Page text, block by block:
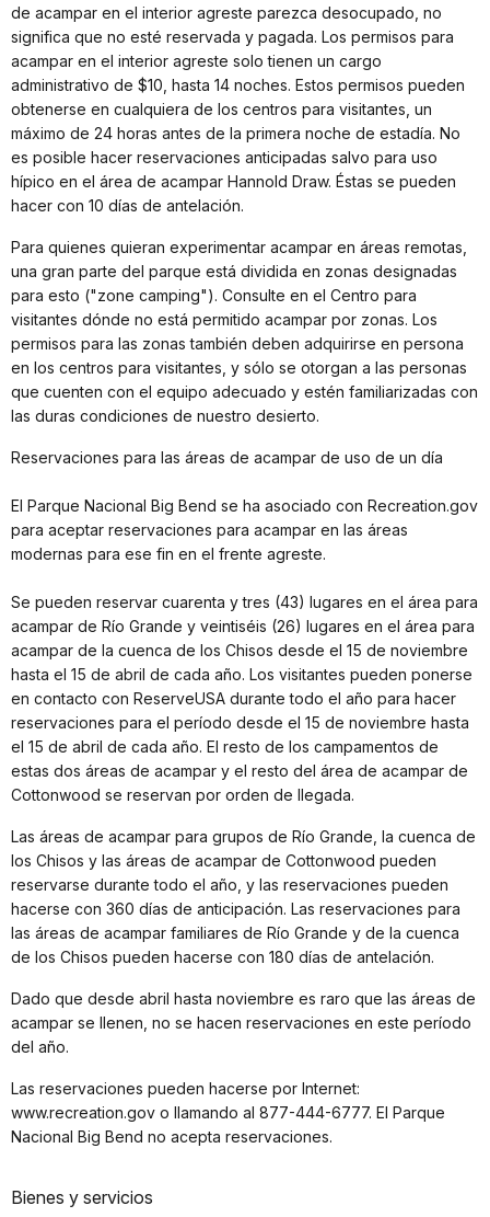
de acampar en el interior agreste parezca desocupado, no
significa que no esté reservada y pagada. Los permisos para
acampar en el interior agreste solo tienen un cargo
administrativo de $10, hasta 14 noches. Estos permisos pueden
obtenerse en cualquiera de los centros para visitantes, un
máximo de 24 horas antes de la primera noche de estadía. No
es posible hacer reservaciones anticipadas salvo para uso
hípico en el área de acampar Hannold Draw. Éstas se pueden
hacer con 10 días de antelación.
Para quienes quieran experimentar acampar en áreas remotas,
una gran parte del parque está dividida en zonas designadas
para esto ("zone camping"). Consulte en el Centro para
visitantes dónde no está permitido acampar por zonas. Los
permisos para las zonas también deben adquirirse en persona
en los centros para visitantes, y sólo se otorgan a las personas
que cuenten con el equipo adecuado y estén familiarizadas con
las duras condiciones de nuestro desierto.
Reservaciones para las áreas de acampar de uso de un día
El Parque Nacional Big Bend se ha asociado con Recreation.gov
para aceptar reservaciones para acampar en las áreas
modernas para ese fin en el frente agreste.
Se pueden reservar cuarenta y tres (43) lugares en el área para
acampar de Río Grande y veintiséis (26) lugares en el área para
acampar de la cuenca de los Chisos desde el 15 de noviembre
hasta el 15 de abril de cada año. Los visitantes pueden ponerse
en contacto con ReserveUSA durante todo el año para hacer
reservaciones para el período desde el 15 de noviembre hasta
el 15 de abril de cada año. El resto de los campamentos de
estas dos áreas de acampar y el resto del área de acampar de
Cottonwood se reservan por orden de llegada.
Las áreas de acampar para grupos de Río Grande, la cuenca de
los Chisos y las áreas de acampar de Cottonwood pueden
reservarse durante todo el año, y las reservaciones pueden
hacerse con 360 días de anticipación. Las reservaciones para
las áreas de acampar familiares de Río Grande y de la cuenca
de los Chisos pueden hacerse con 180 días de antelación.
Dado que desde abril hasta noviembre es raro que las áreas de
acampar se llenen, no se hacen reservaciones en este período
del año.
Las reservaciones pueden hacerse por Internet:
www.recreation.gov o llamando al 877-444-6777. El Parque
Nacional Big Bend no acepta reservaciones.
Bienes y servicios